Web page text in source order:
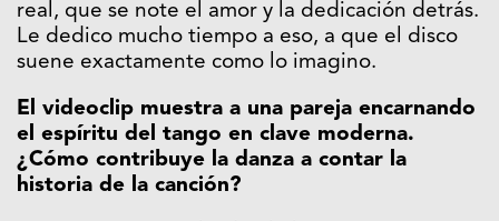
real, que se note el amor y la dedicación detrás.
Le dedico mucho tiempo a eso, a que el disco
suene exactamente como lo imagino.
El videoclip muestra a una pareja encarnando
el espíritu del tango en clave moderna.
¿Cómo contribuye la danza a contar la
historia de la canción?